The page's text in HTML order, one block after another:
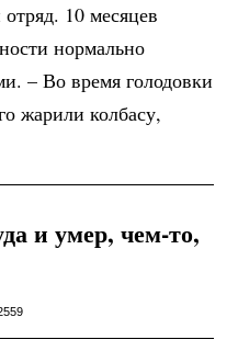
10 месяцев
нормально
– Во время голодовки
жарили колбасу,
и умер, чем-то,